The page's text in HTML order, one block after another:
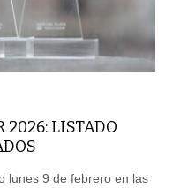
2026: LISTADO
lunes 9 de febrero en las